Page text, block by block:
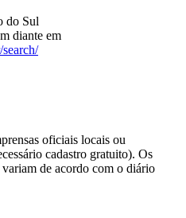
do Sul
diante em
oficiais locais ou
cadastro gratuito). Os
de acordo com o diário